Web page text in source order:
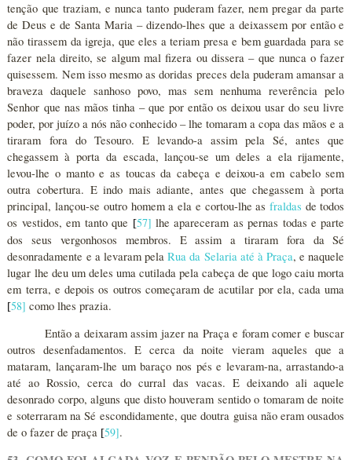
tenção que traziam, e nunca tanto puderam fazer, nem pregar da parte
de Deus e de Santa Maria – dizendo-lhes que a deixassem por então e
não tirassem da igreja, que eles a teriam presa e bem guardada para se
fazer nela direito, se algum mal fizera ou dissera – que nunca o fazer
quisessem. Nem isso mesmo as doridas preces dela puderam amansar a
braveza daquele sanhoso povo, mas sem nenhuma reverência pelo
Senhor que nas mãos tinha – que por então os deixou usar do seu livre
poder, por juízo a nós não conhecido – lhe tomaram a copa das mãos e a
tiraram fora do Tesouro. E levando-a assim pela Sé, antes que
chegassem à porta da escada, lançou-se um deles a ela rijamente,
levou-lhe o manto e as toucas da cabeça e deixou-a em cabelo sem
outra cobertura. E indo mais adiante, antes que chegassem à porta
principal, lançou-se outro homem a ela e cortou-lhe asfraldas de todos
os vestidos, em tanto que [57] lhe apareceram as pernas todas e parte
dos seus vergonhosos membros. E assim a tiraram fora da Sé
desonradamente e a levaram pelaRua da Selaria até à Praça, e naquele
lugar lhe deu um deles uma cutilada pela cabeça de que logo caiu morta
em terra, e depois os outros começaram de acutilar por ela, cada uma
[58] como lhes prazia.
Então a deixaram assim jazer na Praça e foram comer e buscar
outros desenfadamentos. E cerca da noite vieram aqueles que a
mataram, lançaram-lhe um baraço nos pés e levaram-na, arrastando-a
até ao Rossio, cerca do curral das vacas. E deixando ali aquele
desonrado corpo, alguns que disto houveram sentido o tomaram de noite
e soterraram na Sé escondidamente, que doutra guisa não eram ousados
de o fazer de praça [59].